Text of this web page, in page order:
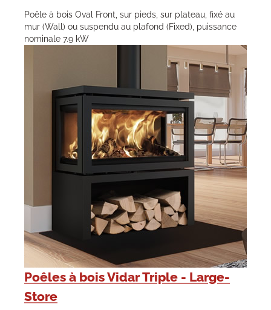
Poêle à bois Oval Front, sur pieds, sur plateau, fixé au
mur (Wall) ou suspendu au plafond (Fixed), puissance
nominale 7.9 kW
Poêles à bois Vidar Triple - Large-
Store